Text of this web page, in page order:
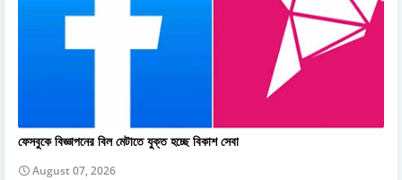
ফেসবুকে বিজ্ঞাপনের বিল মেটাতে যুক্ত হচ্ছে বিকাশ সেবা
August 07, 2026